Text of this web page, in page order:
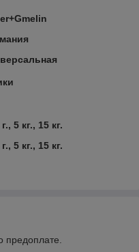
5 кг., 15 кг.
5 кг., 15 кг.
предоплате.